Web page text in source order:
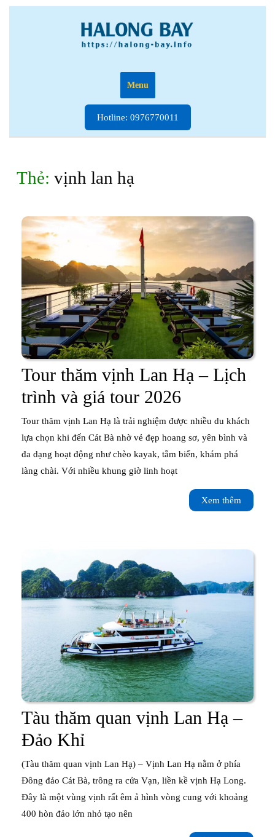
Menu
Hotline: 0976770011
0976770011
Thẻ: vịnh lan hạ
Tour thăm vịnh Lan Hạ – Lịch
trình và giá tour 2026
thăm
vịnh
Lan
Hạ
–
trình
giá
tour
2026
Tour thăm vịnh Lan Hạ là trải nghiệm được nhiều du khách
lựa chọn khi đến Cát Bà nhờ vẻ đẹp hoang sơ, yên bình và
đa dạng hoạt động như chèo kayak, tắm biển, khám phá
làng chài. Với nhiều khung giờ linh hoạt
Xem thêm
thêm
Tàu thăm quan vịnh Lan Hạ –
Đảo Khỉ
thăm
quan
vịnh
(Tàu thăm quan vịnh Lan Hạ) – Vịnh Lan Hạ nằm ở phía
Đông đảo Cát Bà, trông ra cửa Vạn, liền kề vịnh Hạ Long.
Đây là một vùng vịnh rất êm ả hình vòng cung với khoảng
400 hòn đảo lớn nhỏ tạo nên